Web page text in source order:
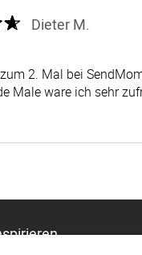
Dieter M.
2. Mal bei
Male ware ich sehr